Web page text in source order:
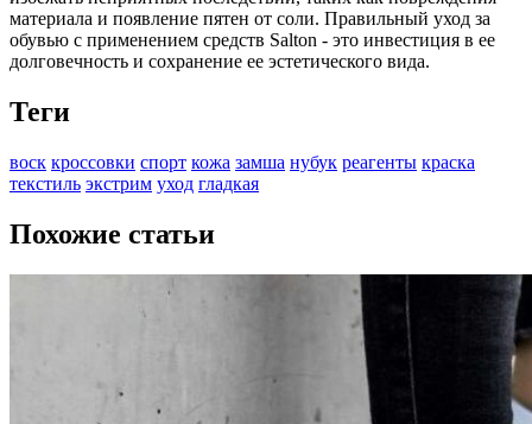
материала и появление пятен от соли. Правильный уход за
обувью с применением средств Salton - это инвестиция в ее
долговечность и сохранение ее эстетического вида.
Теги
воск кроссовки спорт кожа замша нубук реагенты краска
текстиль экстрим уход гладкая
Похожие статьи